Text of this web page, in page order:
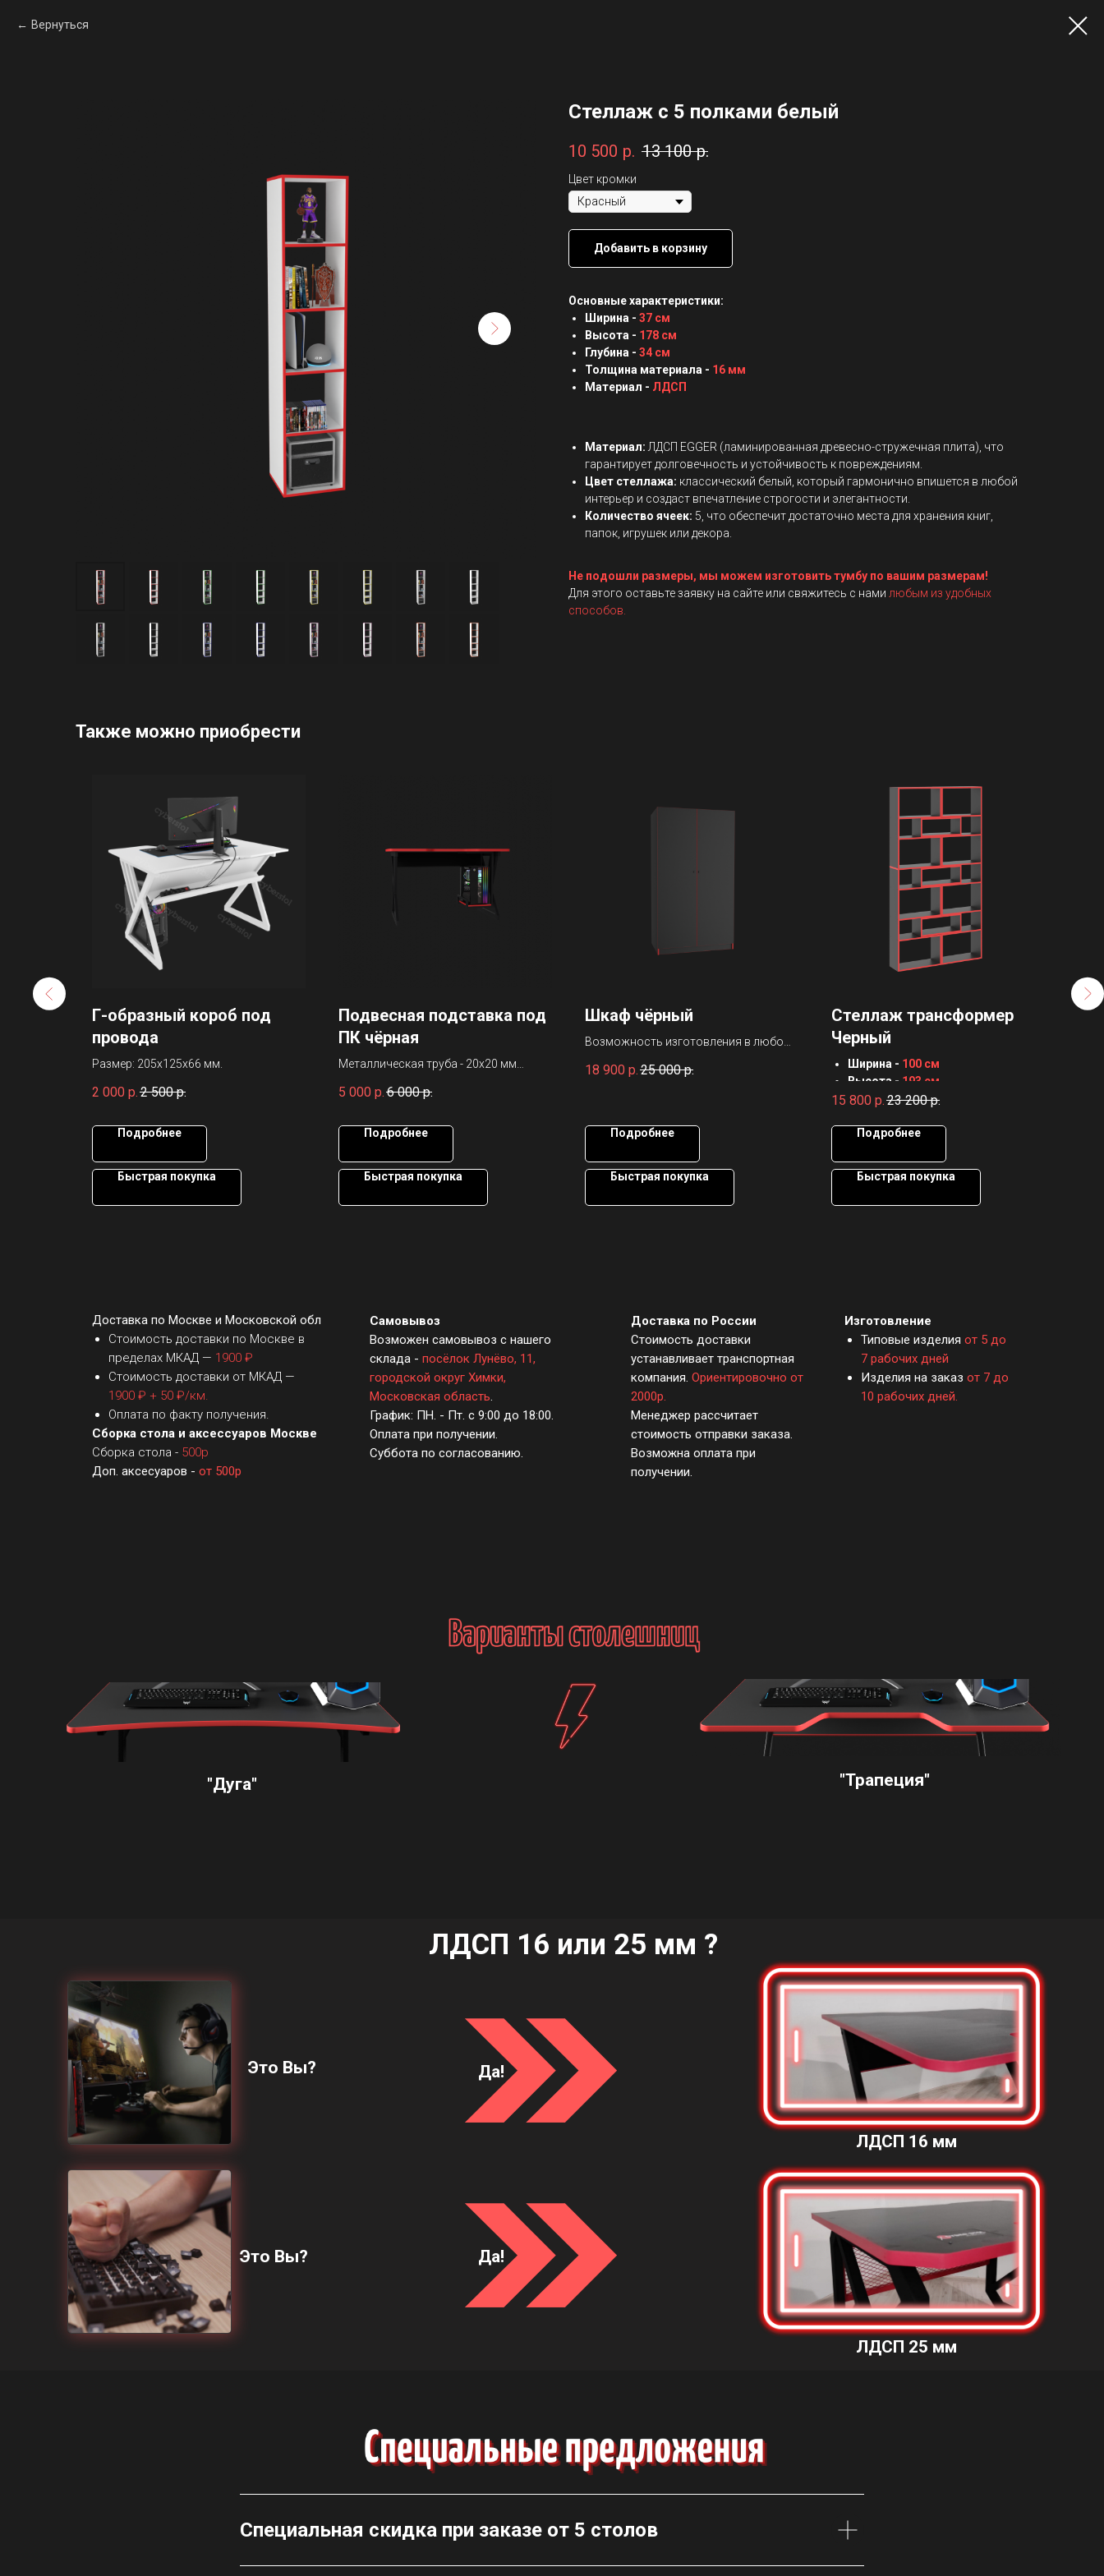
Вернуться
Стеллаж с 5 полками белый
10 500 р. 13 100 р.
Цвет кромки
Добавить в корзину
Основные характеристики:
Ширина - 37 см
Высота - 178 см
Глубина - 34 см
Толщина материала - 16 мм
Материал - ЛДСП
Материал: ЛДСП EGGER (ламинированная древесно-стружечная плита), что
гарантирует долговечность и устойчивость к повреждениям.
Цвет стеллажа: классический белый, который гармонично впишется в любой
интерьер и создаст впечатление строгости и элегантности.
Количество ячеек: 5, что обеспечит достаточно места для хранения книг,
папок, игрушек или декора.
Не подошли размеры, мы можем изготовить тумбу по вашим размерам!
Для этого оставьте заявку на сайте или свяжитесь с нами любым из удобных
способов.
Также можно приобрести
Г-образный короб под
провода
Размер: 205х125х66 мм.
2 000 р. 2 500 р.
Подробнее
Быстрая покупка
Подвесная подставка под
ПК чёрная
Металлическая труба - 20х20 мм
Размер: 250х300х550 мм
5 000 р. 6 000 р.
Подробнее
Быстрая покупка
Шкаф чёрный
Возможность изготовления в любом
18 900 р. 25 000 р.
Подробнее
Быстрая покупка
Стеллаж трансформер
Черный
Ширина - 100 см
Высота - 193 см
Глубина -22 см
Материал -ЛДСП
15 800 р. 23 200 р.
Подробнее
Быстрая покупка
Доставка по Москве и Московской обл
Стоимость доставки по Москве в
пределах МКАД — 1900 ₽
Стоимость доставки от МКАД —
1900 ₽ + 50 ₽/км.
Оплата по факту получения.
Сборка стола и аксессуаров Москве
Сборка стола - 500р
Доп. аксесуаров - от 500р
Доставка по России
Стоимость доставки
устанавливает транспортная
компания. Ориентировочно от
2000р.
Менеджер рассчитает
стоимость отправки заказа.
Возможна оплата при
получении.
Самовывоз
Возможен самовывоз с нашего
склада - посёлок Лунёво, 11,
городской округ Химки,
Московская область.
График: ПН. - Пт. с 9:00 до 18:00.
Оплата при получении.
Суббота по согласованию.
Изготовление
Типовые изделия от 5 до
7 рабочих дней
Изделия на заказ от 7 до
10 рабочих дней.
"Дуга" "Трапеция"
ЛДСП 16 или 25 мм ?
ЛДСП 16 мм
ЛДСП 25 мм
Это Вы?
Это Вы?
Да!
Да!
Специальная скидка при заказе от 5 столов